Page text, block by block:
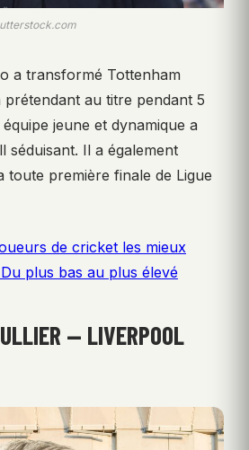
a transformé Tottenham
prétendant au titre pendant 5
jeune et dynamique a
séduisant. Il a également
toute première finale de Ligue
de cricket les mieux
plus bas au plus élevé
— LIVERPOOL